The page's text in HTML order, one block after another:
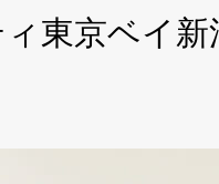
東京ベイ新